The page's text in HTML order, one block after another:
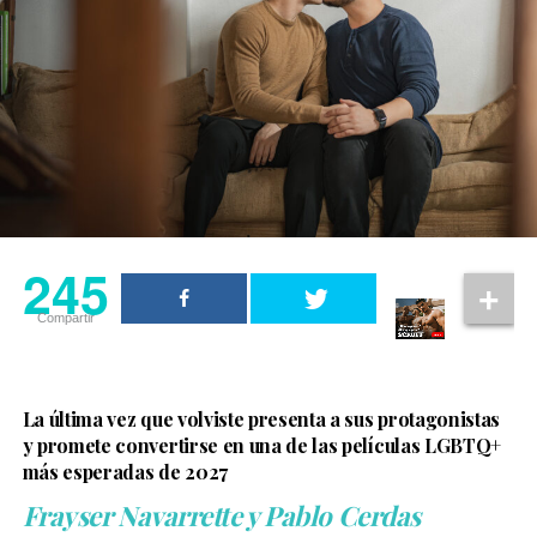
actor. En una entrevista con Rolling Stone UK, explicó
que Sinon representa el impacto de la guerra en
quienes quedan atrapados en ella y aseguró que Elliot
Page hizo un trabajo “increíble” al dar vida al
personaje.
245
Compartir
La última vez que volviste presenta a sus protagonistas
y promete convertirse en una de las películas LGBTQ+
más esperadas de 2027
Frayser Navarrette y Pablo Cerdas